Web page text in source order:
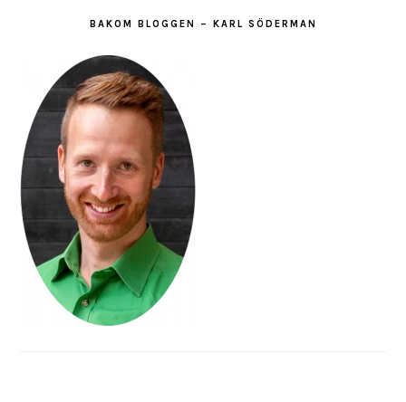
BAKOM BLOGGEN – KARL SÖDERMAN